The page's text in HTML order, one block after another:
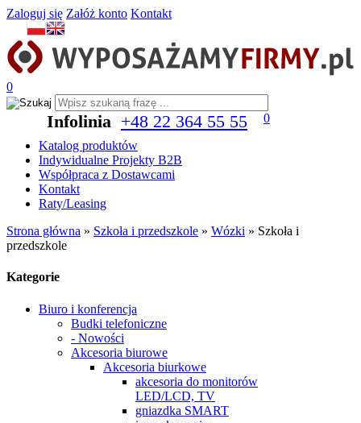
Zaloguj się Załóż konto Kontakt
0
Infolinia +48 22 364 55 55
0
Katalog produktów
Indywidualne Projekty B2B
Współpraca z Dostawcami
Kontakt
Raty/Leasing
Strona główna » Szkoła i przedszkole » Wózki » Szkoła i
przedszkole
Kategorie
Biuro i konferencja
Budki telefoniczne
- Nowości
Akcesoria biurowe
Akcesoria biurkowe
akcesoria do monitorów
LED/LCD, TV
gniazdka SMART